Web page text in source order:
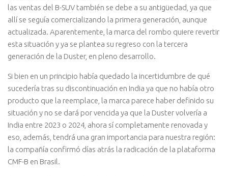
las ventas del B-SUV también se debe a su antigüedad, ya que
allí se seguía comercializando la primera generación, aunque
actualizada. Aparentemente, la marca del rombo quiere revertir
esta situación y ya se plantea su regreso con la tercera
generación de la Duster, en pleno desarrollo.
Si bien en un principio había quedado la incertidumbre de qué
sucedería tras su discontinuación en India ya que no había otro
producto que la reemplace, la marca parece haber definido su
situación y no se dará por vencida ya que la Duster volvería a
India entre 2023 o 2024, ahora sí completamente renovada y
eso, además, tendrá una gran importancia para nuestra región:
la compañía confirmó días atrás la radicación de la plataforma
CMF-B en Brasil.